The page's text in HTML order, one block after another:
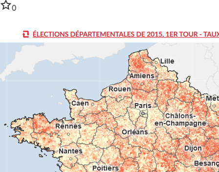
0